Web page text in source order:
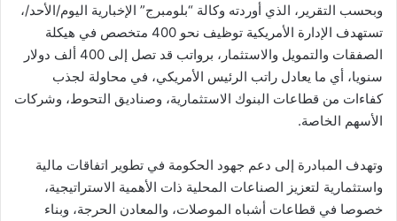
وبحسب التقرير، الذي أوردته وكالة “بلومبرج” الإخبارية اليوم/الأحد/،
تستهدف الإدارة الأمريكية توظيف نحو 400 متخصص في هيكلة
الصفقات والتمويل والاستثمار، برواتب قد تصل إلى 400 ألف دولار
سنويا، أي ما يعادل راتب الرئيس الأمريكي، في محاولة لجذب
كفاءات من قطاعات البنوك الاستثمارية، وصناديق التحوط، وشركات
الأسهم الخاصة.
وتهدف المبادرة إلى دعم جهود الحكومة في تطوير اتفاقات مالية
واستثمارية لتعزيز الصناعات المحلية ذات الأهمية الاستراتيجية،
خصوصا في قطاعات أشباه الموصلات، والمعادن الحرجة، وبناء